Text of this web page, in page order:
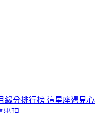
緣分排行榜 這星座遇見心